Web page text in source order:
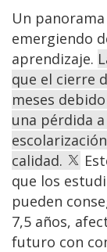
Un
emergiendo
aprendizaje.
que el cierre
meses
una pérdida
calidad.
que los
pueden
7,5 años,
futuro con